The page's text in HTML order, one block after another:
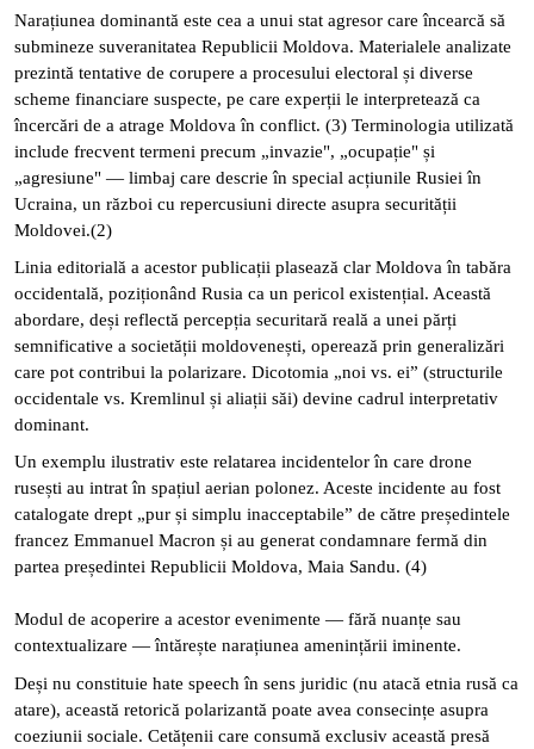
Narațiunea dominantă este cea a unui stat agresor care încearcă să
submineze suveranitatea Republicii Moldova. Materialele analizate
prezintă tentative de corupere a procesului electoral și diverse
scheme financiare suspecte, pe care experții le interpretează ca
încercări de a atrage Moldova în conflict. (3) Terminologia utilizată
include frecvent termeni precum „invazie", „ocupație" și
„agresiune" — limbaj care descrie în special acțiunile Rusiei în
Ucraina, un război cu repercusiuni directe asupra securității
Moldovei.(2)
Linia editorială a acestor publicații plasează clar Moldova în tabăra
occidentală, poziționând Rusia ca un pericol existențial. Această
abordare, deși reflectă percepția securitară reală a unei părți
semnificative a societății moldovenești, operează prin generalizări
care pot contribui la polarizare. Dicotomia „noi vs. ei” (structurile
occidentale vs. Kremlinul și aliații săi) devine cadrul interpretativ
dominant.
Un exemplu ilustrativ este relatarea incidentelor în care drone
rusești au intrat în spațiul aerian polonez. Aceste incidente au fost
catalogate drept „pur și simplu inacceptabile” de către președintele
francez Emmanuel Macron și au generat condamnare fermă din
partea președintei Republicii Moldova, Maia Sandu. (4)
Modul de acoperire a acestor evenimente — fără nuanțe sau
contextualizare — întărește narațiunea amenințării iminente.
Deși nu constituie hate speech în sens juridic (nu atacă etnia rusă ca
atare), această retorică polarizantă poate avea consecințe asupra
coeziunii sociale. Cetățenii care consumă exclusiv această presă